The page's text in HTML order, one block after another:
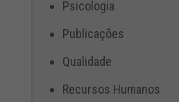
Psicologia
Publicações
Qualidade
Recursos Humanos